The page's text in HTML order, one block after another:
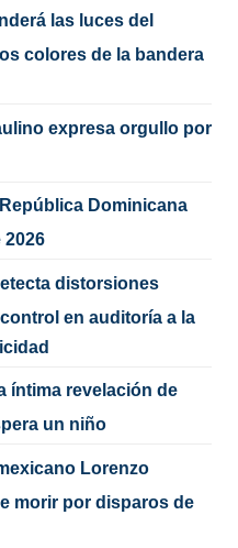
las luces del
colores de la bandera
expresa orgullo por
Dominicana
2026
distorsiones
en auditoría a la
íntima revelación de
un niño
Lorenzo
morir por disparos de